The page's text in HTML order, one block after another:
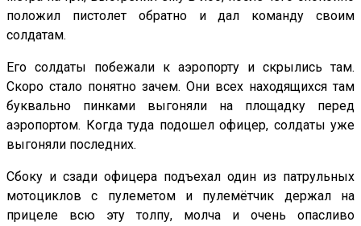
положил пистолет обратно и дал команду своим
солдатам.
Его солдаты побежали к аэропорту и скрылись там.
Скоро стало понятно зачем. Они всех находящихся там
буквально пинками выгоняли на площадку перед
аэропортом. Когда туда подошел офицер, солдаты уже
выгоняли последних.
Сбоку и сзади офицера подъехал один из патрульных
мотоциклов с пулеметом и пулемётчик держал на
прицеле всю эту толпу, молча и очень опасливо